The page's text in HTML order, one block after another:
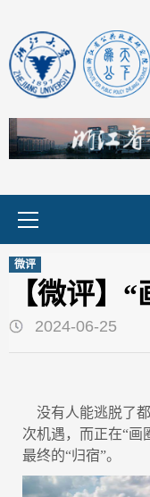
content
微评
【微评】
2024-06-25
没有人能逃脱了
次机遇，而正在“画
最终的“归宿”。